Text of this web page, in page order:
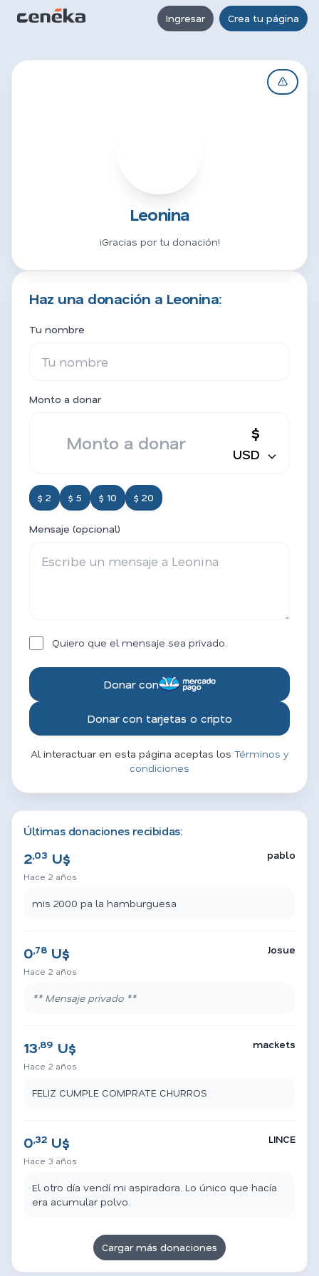
Ingresar Crea tu página
Leonina
¡Gracias por tu donación!
Haz una donación a Leonina:
Tu nombre
Monto a donar
$
USD
$ 2 $ 5 $ 10 $ 20
Mensaje (opcional)
Quiero que el mensaje sea privado.
Donar con
Donar con tarjetas o cripto
Al interactuar en esta página aceptas los Términos y
condiciones
Últimas donaciones recibidas:
2,03 U$
Hace 2 años
pablo
mis 2000 pa la hamburguesa
0,78 U$
Hace 2 años
Josue
** Mensaje privado **
13,89 U$
Hace 2 años
mackets
FELIZ CUMPLE COMPRATE CHURROS
0,32 U$
Hace 3 años
LINCE
El otro día vendí mi aspiradora. Lo único que hacía
era acumular polvo.
Cargar más donaciones